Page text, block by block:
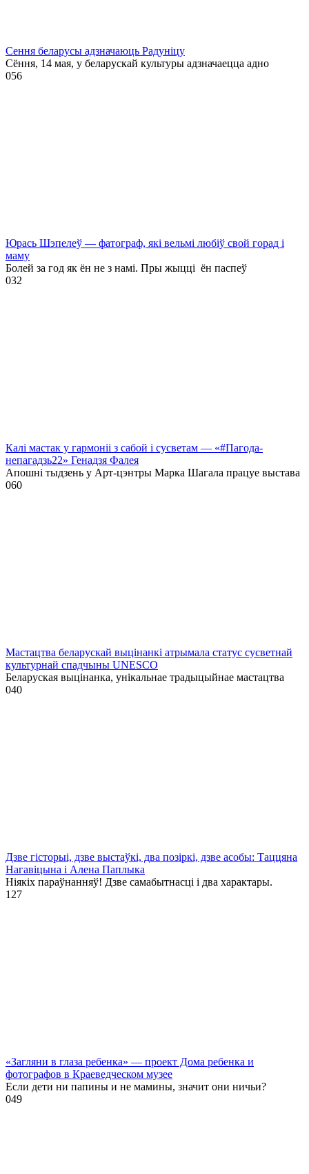
Сення беларусы адзначаюць Радуніцу
Сёння, 14 мая, у беларускай культуры адзначаецца адно
056
Юрась Шэпелеў — фатограф, які вельмі любіў свой горад і
маму
Болей за год як ён не з намі. Пры жыцці ён паспеў
032
Калі мастак у гармоніі з сабой і сусветам — «#Пагода-
непагадзь22» Генадзя Фалея
Апошні тыдзень у Арт-цэнтры Марка Шагала працуе выстава
060
Мастацтва беларускай выцінанкі атрымала статус сусветнай
культурнай спадчыны UNESCO
Беларуская выцінанка, унікальнае традыцыйнае мастацтва
040
Дзве гісторыі, дзве выстаўкі, два позіркі, дзве асобы: Таццяна
Нагавіцына і Алена Паплыка
Ніякіх параўнанняў! Дзве самабытнасці і два характары.
1 27
«Загляни в глаза ребенка» — проект Дома ребенка и
фотографов в Краеведческом музее
Если дети ни папины и не мамины, значит они ничьи?
049